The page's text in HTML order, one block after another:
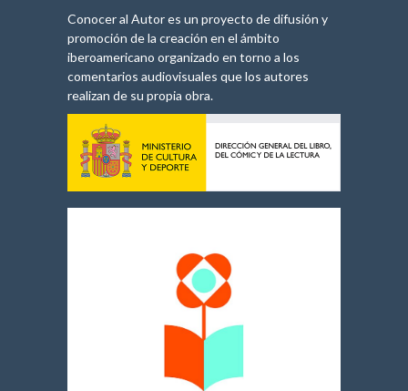
Conocer al Autor es un proyecto de difusión y
promoción de la creación en el ámbito
iberoamericano organizado en torno a los
comentarios audiovisuales que los autores
realizan de su propia obra.